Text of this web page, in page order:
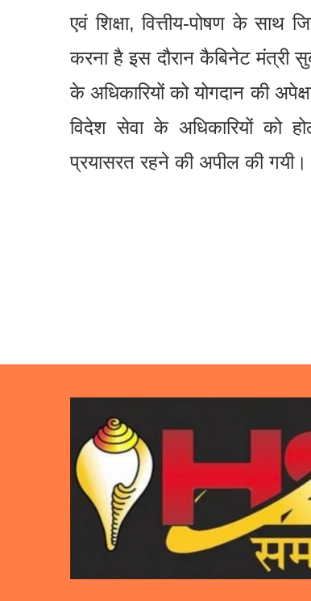
एवं शिक्षा, वित्तीय-पोषण के साथ
करना है इस दौरान कैबिनेट मंत्री
के अधिकारियों को योगदान की
विदेश सेवा के अधिकारियों को
प्रयासरत रहने की अपील की गयी।